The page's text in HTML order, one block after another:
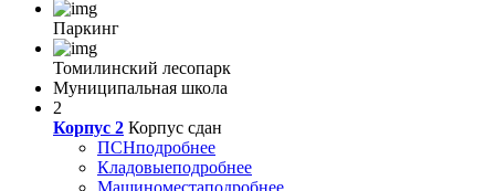
Паркинг
Томилинский лесопарк
Муниципальная школа
2
Корпус 2 Корпус сдан
ПСНподробнее
Кладовыеподробнее